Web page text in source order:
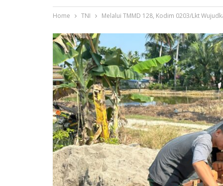
Home TNI Melalui TMMD 128, Kodim 0203/Lkt